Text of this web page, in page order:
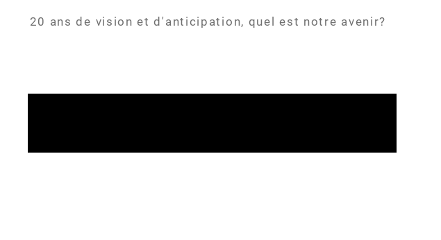
20 ans de vision et d'anticipation, quel est notre avenir?